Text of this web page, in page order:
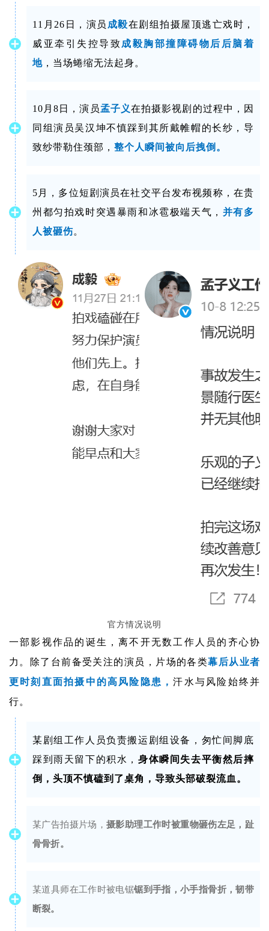
11月26日，演员 成毅在剧组拍摄屋顶逃亡戏时，
威亚牵引失控导致成毅胸部撞障碍物后后脑着
地 ， 当场蜷缩无法起身。
10月8日，演员孟子义在拍摄影视剧的过程中，因
同组演员吴汉坤不慎踩到其所戴帷帽的长纱，导
致纱带勒住颈部， 整个人瞬间被向后拽倒。
5月，多位短剧演员在社交平台发布视频称，在贵
州都匀拍戏时突遇暴雨和冰雹极端天气， 并有多
人被砸伤。
官方情况说明
一部影视作品的诞生，离不开无数工作人员的齐心协
力。除了台前备受关注的演员，片场的各类幕后从业者
更时刻直面拍摄中的高风险隐患，汗水与风险始终并
行。
某剧组工作人员负责搬运剧组设备，匆忙间脚底
踩到雨天留下的积水， 身体瞬间失去平衡然后摔
倒，头顶不慎磕到了桌角，导致头部破裂流血。
某广告拍摄片场，摄影助理工作时被重物砸伤左足，趾
骨骨折。
某道具师在工作时被电锯锯到手指，小手指骨折，韧带
断裂。